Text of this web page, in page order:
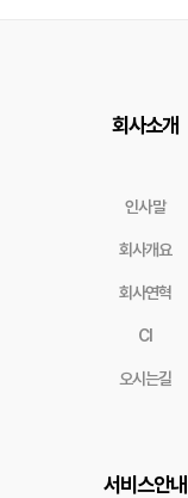
회사소개
인사말
회사개요
회사연혁
CI
오시는길
서비스안내